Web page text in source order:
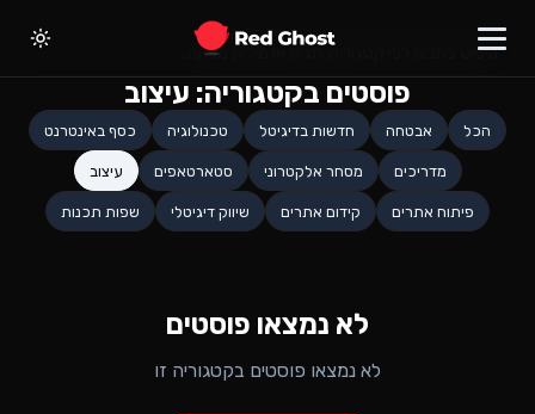
פוסטים בקטגוריה: עיצוב
הכל אבטחה חדשות בדיגיטל טכנולוגיה כסף באינטרנט
מדריכים מסחר אלקטרוני סטארטאפים עיצוב
פיתוח אתרים קידום אתרים שיווק דיגיטלי שפות תכנות
לא נמצאו פוסטים
לא נמצאו פוסטים בקטגוריה זו